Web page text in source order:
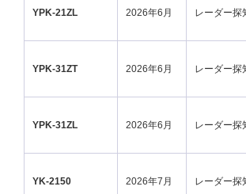
YPK-21ZL 2026年6月 レーダー探
YPK-31ZT 2026年6月 レーダー探
YPK-31ZL 2026年6月 レーダー探
YK-2150 2026年7月 レーダー探